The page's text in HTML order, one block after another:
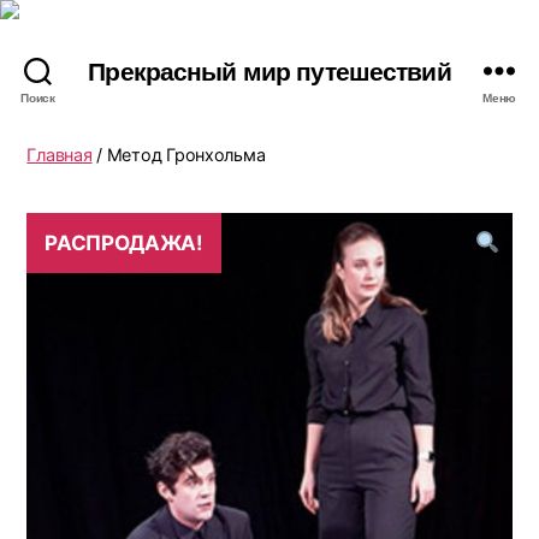
Поиск
Прекрасный мир путешествий
Меню
Главная / Метод Гронхольма
РАСПРОДАЖА!